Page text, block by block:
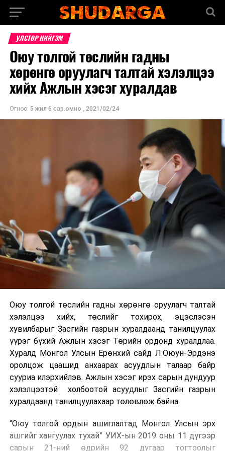
УЛСТӨР НИЙГЭМ
Оюу толгой төслийн гадны
хөрөнгө оруулагч талтай хэлэлцээ
хийх Ажлын хэсэг хуралдав
Огноо: 5 жил 6 сар.өмнө , 2021/02/24
Оюу толгой төслийн гадны хөрөнгө оруулагч талтай
хэлэлцээ хийх, төслийг тохирох, эцэслэсэн
хувилбарыг Засгийн газрын хуралдаанд танилцуулах
үүрэг бүхий Ажлын хэсэг Төрийн ордонд хуралдлаа.
Хуралд Монгол Улсын Ерөнхий сайд Л.Оюун-Эрдэнэ
оролцож цаашид анхаарах асуудлын талаар байр
сууриа илэрхийлэв. Ажлын хэсэг ирэх сарын дундуур
хэлэлцээтэй холбоотой асуудлыг Засгийн газрын
хуралдаанд танилцуулахаар төлөвлөж байна.
“Оюу толгой ордын ашиглалтад Монгол Улсын эрх
ашгийг хангуулах тухай” УИХ-ын 2019 оны 11 дүгээр
сарын 21-ний өдрийн 92 дугаар тогтоолыг